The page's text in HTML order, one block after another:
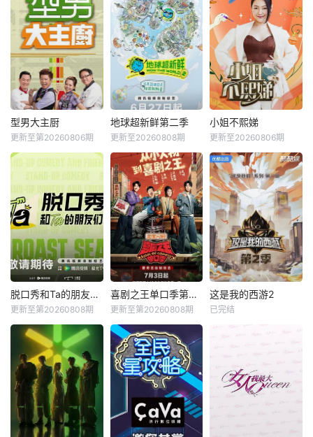
型男大主厨
更新至第20260806期
地球超新鲜第二季
更新至20260808期
小姐不熙娣
更新至20260806期
脱口秀和Ta的朋友们第三季
更新至第20260808期
喜剧之王单口季第三季
更新至第20260808期
这是我的西游2
已完结